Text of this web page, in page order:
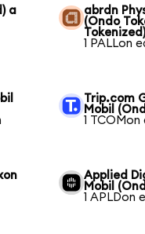
a
abrdn
(Ondo
Tokenized)
1 PALLon
Trip.com
Mobil
1 TCOMon
Applied
Mobil
1 APLDon